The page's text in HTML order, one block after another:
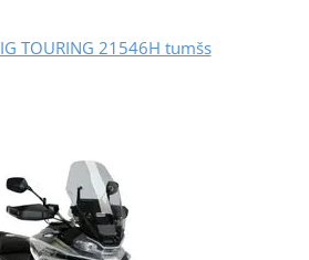
TOURING 21546H tumšs